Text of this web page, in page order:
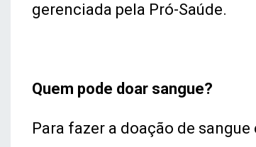
gerenciada pela Pró-Saúde.
Quem pode doar sangue?
Para fazer a doação de